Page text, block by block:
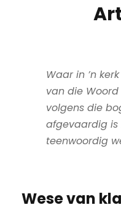
Waar in ’n
van die
volgens die
afgevaardig is
teenwoordig
Wese van